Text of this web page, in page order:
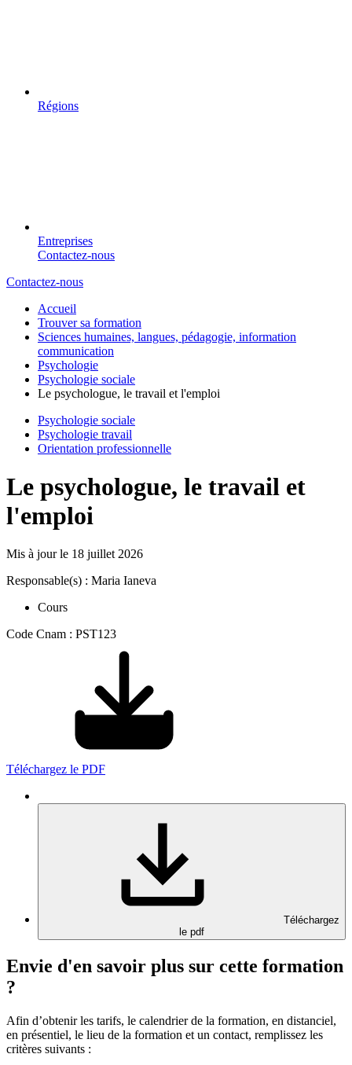
Régions
Entreprises
Contactez-nous
Contactez-nous
Accueil
Trouver sa formation
Sciences humaines, langues, pédagogie, information
communication
Psychologie
Psychologie sociale
Le psychologue, le travail et l'emploi
Psychologie sociale
Psychologie travail
Orientation professionnelle
Le psychologue, le travail et
l'emploi
Mis à jour le 18 juillet 2026
Responsable(s) : Maria Ianeva
Cours
Code Cnam : PST123
Téléchargez le PDF
Téléchargez
le pdf
Envie d'en savoir plus sur cette formation
?
Afin d’obtenir les tarifs, le calendrier de la formation, en distanciel,
en présentiel, le lieu de la formation et un contact, remplissez les
critères suivants :